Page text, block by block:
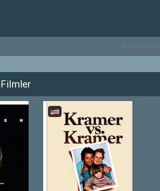
Filmler